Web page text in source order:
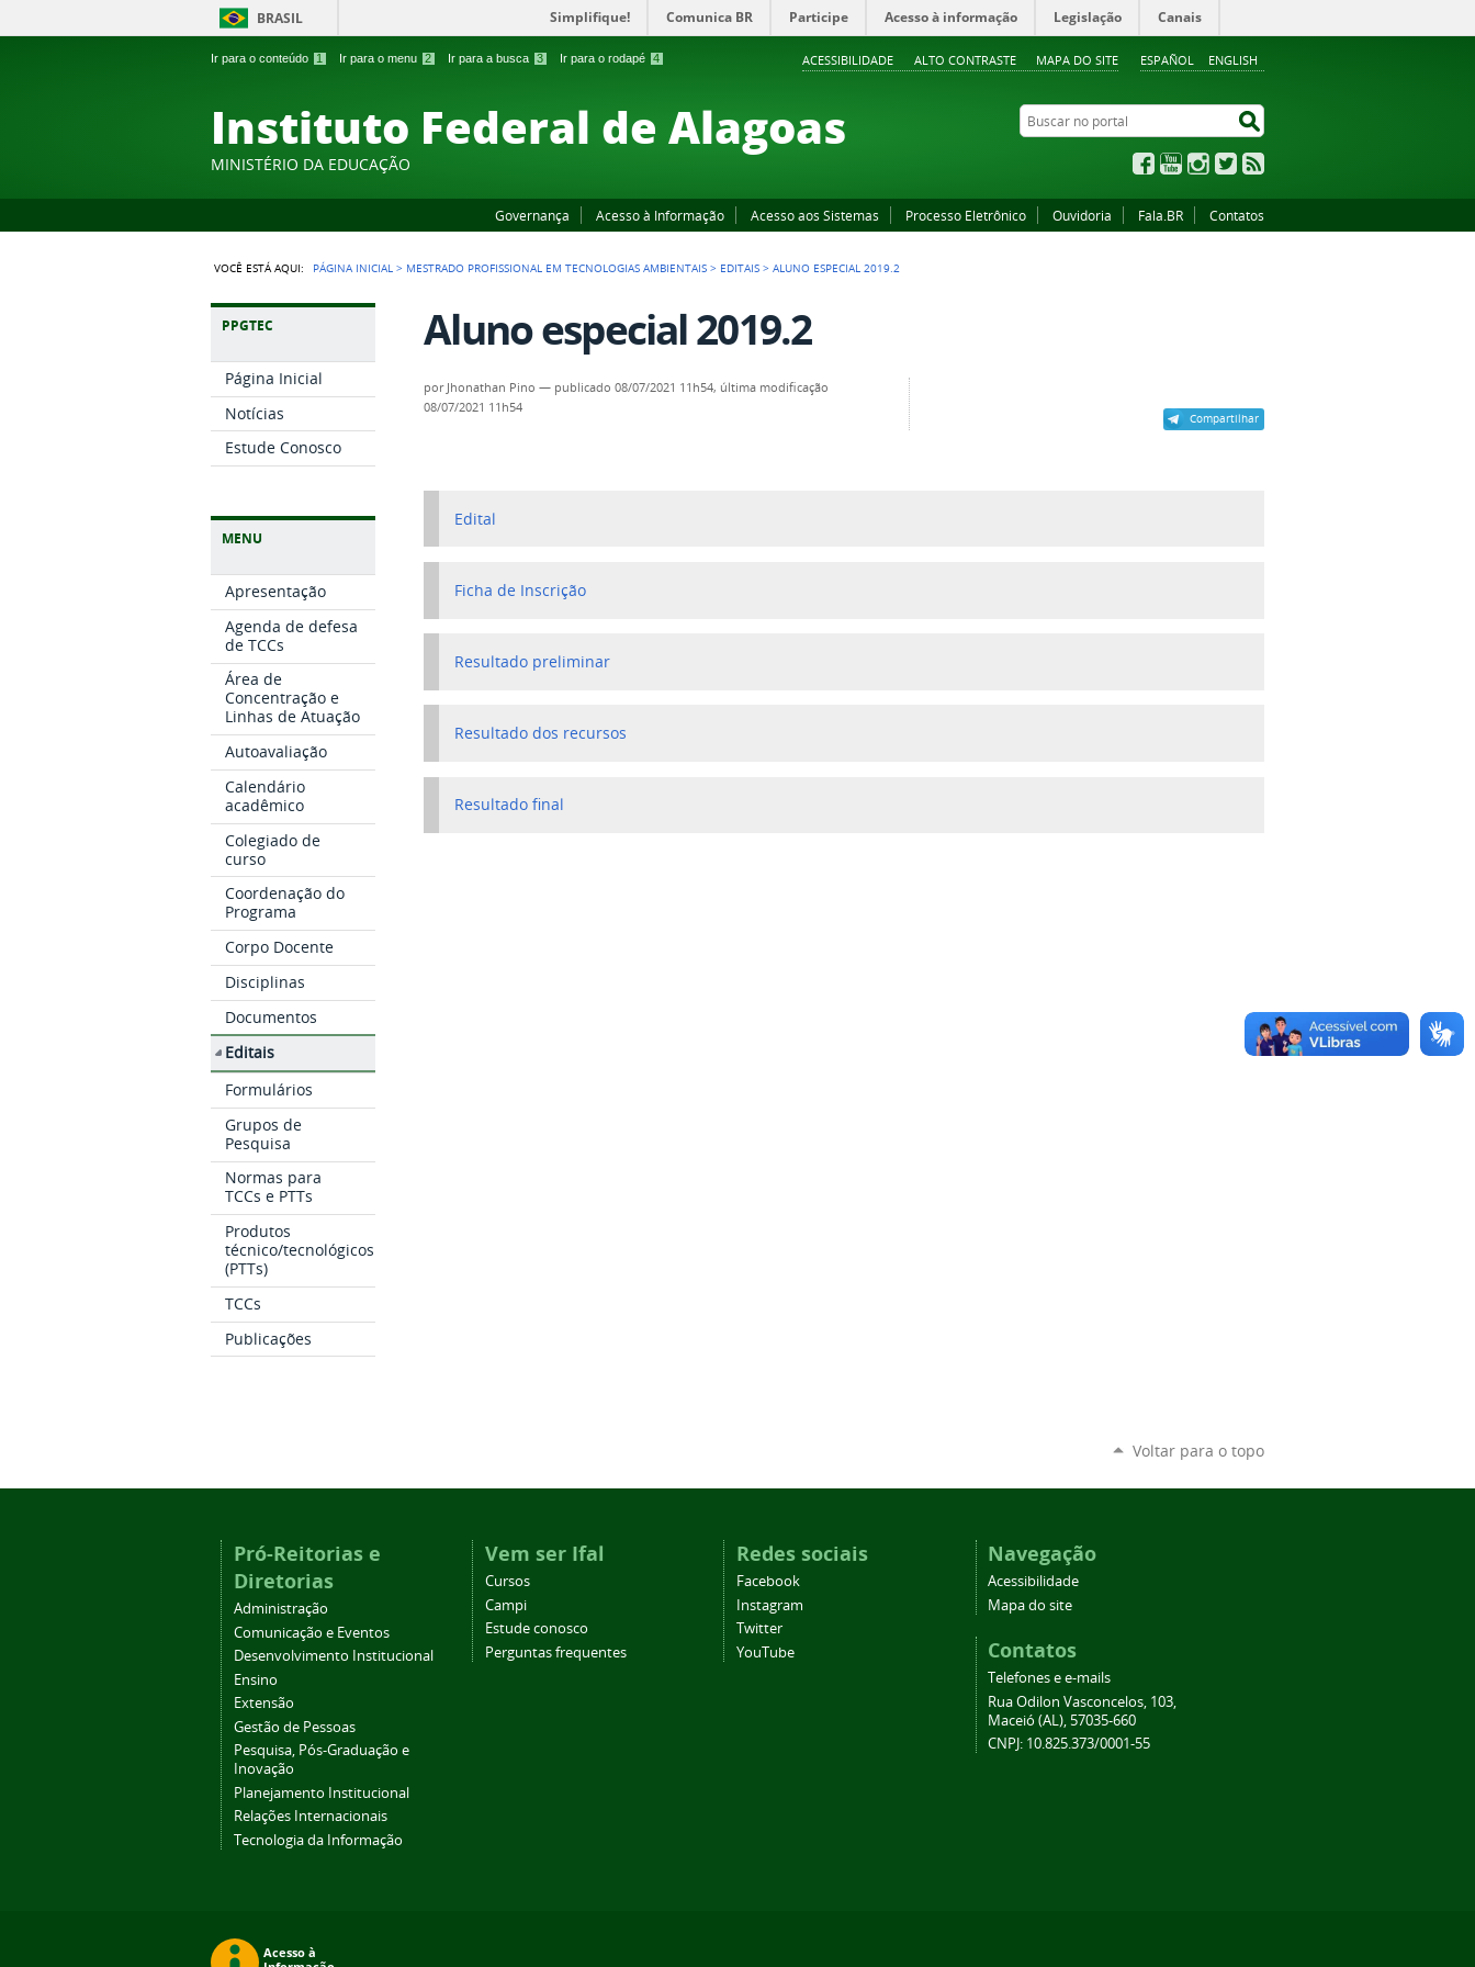
Ir para o conteúdo 1 Ir para o menu 2 Ir para a busca 3 Ir para o rodapé 4 ESPAÑOL ENGLISH
ACESSIBILIDADE ALTO CONTRASTE MAPA DO SITE
BRASIL Simplifique! Comunica BR Participe Acesso à informação Legislação Canais
Instituto Federal de Alagoas
MINISTÉRIO DA EDUCAÇÃO
Buscar no portal
FacebookYouTubeInstagram
Twitter
Governança Acesso à Informação Acesso aos Sistemas Processo Eletrônico Ouvidoria Fala.BR Contatos
VOCÊ ESTÁ AQUI: PÁGINA INICIAL > MESTRADO PROFISSIONAL EM TECNOLOGIAS AMBIENTAIS > EDITAIS >ALUNO ESPECIAL 2019.2
PPGTEC
Página Inicial
Notícias
Estude Conosco
MENU
Apresentação
Agenda de defesa
de TCCs
Área de
Concentração e
Linhas de Atuação
Autoavaliação
Calendário
acadêmico
Colegiado de
curso
Coordenação do
Programa
Corpo Docente
Disciplinas
Documentos
Editais
Formulários
Grupos de
Pesquisa
Normas para
TCCs e PTTs
Produtos
técnico/tecnológicos
(PTTs)
TCCs
Publicações
Aluno especial 2019.2
Compartilhar
por Jhonathan Pino — publicado 08/07/2021 11h54, última modificação
08/07/2021 11h54
Edital
Ficha de Inscrição
Resultado preliminar
Resultado dos recursos
Resultado final
Voltar para o topo
Pró-Reitorias e
Diretorias
Administração
Comunicação e Eventos
Desenvolvimento Institucional
Ensino
Extensão
Gestão de Pessoas
Pesquisa, Pós-Graduação e
Inovação
Planejamento Institucional
Relações Internacionais
Tecnologia da Informação
Vem ser Ifal
Cursos
Campi
Estude conosco
Perguntas frequentes
Redes sociais
Facebook
Instagram
Twitter
YouTube
Navegação
Acessibilidade
Mapa do site
Contatos
Telefones e e-mails
Rua Odilon Vasconcelos, 103,
Maceió (AL), 57035-660
CNPJ: 10.825.373/0001-55